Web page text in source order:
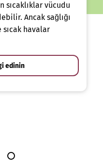
vücudu
Ancak sağlığı
havalar
edinin